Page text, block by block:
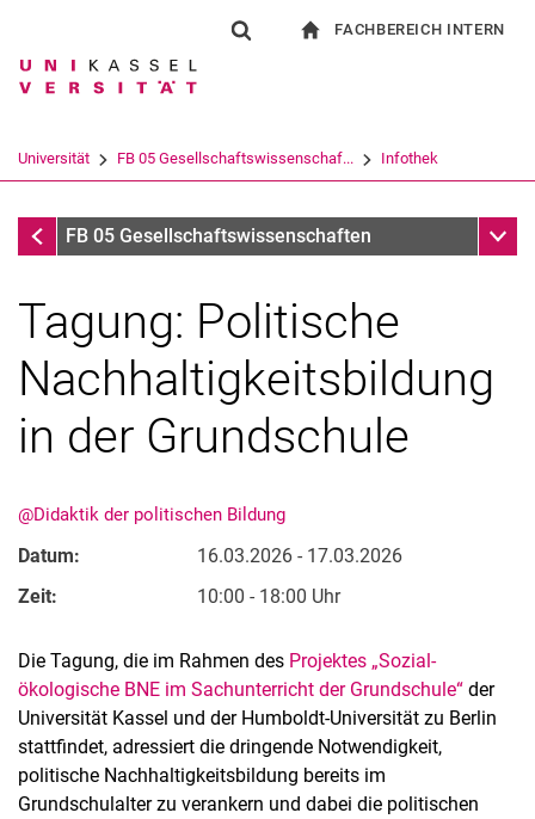
Springe direkt zu: Inhalt
Springe direkt zu: Suche
Springe direkt zu:
Suchbegriff
Suchen (öffnet externen Link in einem
FACHBEREICH INTERN
Universität FB 05 Gesellschaftswissenschaf... Infothek
InfothekFB 05 Gesellschaftswissenschaften
Alle Meldungen
Tagung: Politische
Nachhaltigkeitsbildung
in der Grundschule
@Didaktik der politischen Bildung
Datum:
16.03.2026 - 17.03.2026
Zeit:
10:00 - 18:00 Uhr
Die Tagung, die im Rahmen des Projektes „Sozial-
ökologische BNE im Sachunterricht der Grundschule“ der
Universität Kassel und der Humboldt-Universität zu Berlin
stattfindet, adressiert die dringende Notwendigkeit,
politische Nachhaltigkeitsbildung bereits im
Grundschulalter zu verankern und dabei die politischen